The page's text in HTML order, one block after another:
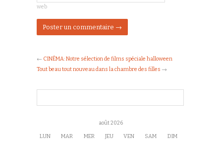
web
← CINÉMA: Notre sélection de films spéciale halloween
Tout beau tout nouveau dans la chambre des filles →
août 2026
LUN MAR MER JEU VEN SAM DIM